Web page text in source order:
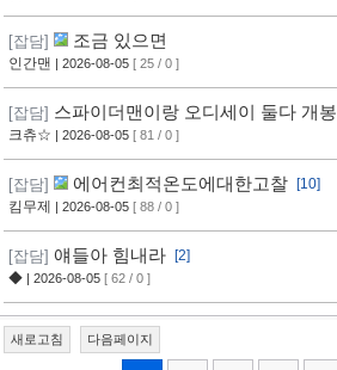
[잡담] 조금 있으면
인간맨 | 2026-08-05 [ 25 / 0 ]
[잡담] 스파이더맨이랑 오디세이 둘다 개
크츄☆ | 2026-08-05 [ 81 / 0 ]
[잡담] 에어컨최적온도에대한고찰
[10]
킴무제
| 2026-08-05 [ 88 / 0 ]
[잡담] 얘들아 힘내라
[2]
◆ | 2026-08-05 [ 62 / 0 ]
새로고침 다음페이지